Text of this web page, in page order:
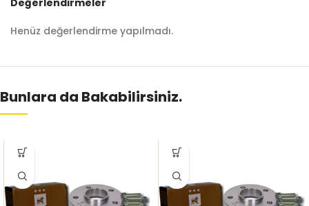
Henüz değerlendirme yapılmadı.
Bunlara da Bakabilirsiniz.